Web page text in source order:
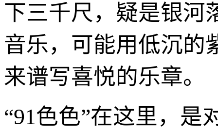
下三千尺，疑是银河
音乐，可能用低沉的
来谱写喜悦的乐章。
“91色色”在这里，是